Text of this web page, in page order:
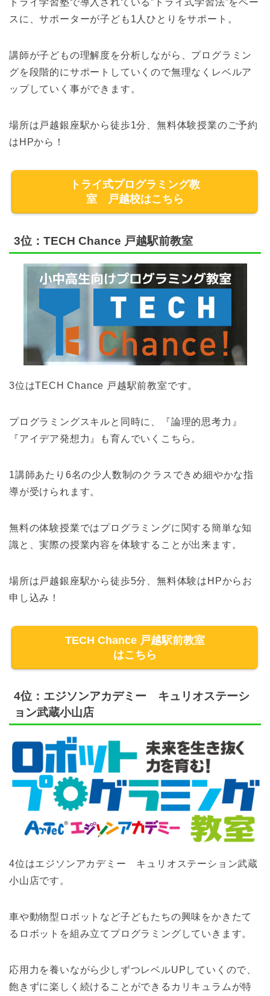
トライ学習塾で導入されている”トライ式学習法”をベー
スに、サポーターが子ども1人ひとりをサポート。
講師が子どもの理解度を分析しながら、プログラミン
グを段階的にサポートしていくので無理なくレベルア
ップしていく事ができます。
場所は戸越銀座駅から徒歩1分、無料体験授業のご予約
はHPから！
トライ式プログラミング教
室 戸越校はこちら
3位：TECH Chance 戸越駅前教室
3位はTECH Chance 戸越駅前教室です。
プログラミングスキルと同時に、『論理的思考力』
『アイデア発想力』も育んでいくこちら。
1講師あたり6名の少人数制のクラスできめ細やかな指
導が受けられます。
無料の体験授業ではプログラミングに関する簡単な知
識と、実際の授業内容を体験することが出来ます。
場所は戸越銀座駅から徒歩5分、無料体験はHPからお
申し込み！
TECH Chance 戸越駅前教室
はこちら
4位：エジソンアカデミー キュリオステーシ
ョン武蔵小山店
4位はエジソンアカデミー キュリオステーション武蔵
小山店です。
車や動物型ロボットなど子どもたちの興味をかきたて
るロボットを組み立てプログラミングしていきます。
応用力を養いながら少しずつレベルUPしていくので、
飽きずに楽しく続けることができるカリキュラムが特